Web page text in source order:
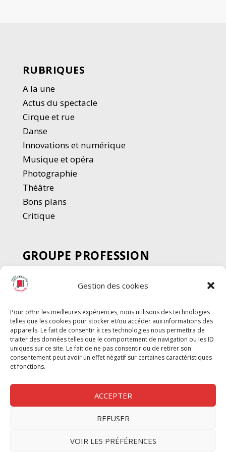
Gestion des cookies
Pour offrir les meilleures expériences, nous utilisons des technologies
telles que les cookies pour stocker et/ou accéder aux informations des
appareils. Le fait de consentir à ces technologies nous permettra de
traiter des données telles que le comportement de navigation ou les ID
uniques sur ce site. Le fait de ne pas consentir ou de retirer son
consentement peut avoir un effet négatif sur certaines caractéristiques
et fonctions.
ACCEPTER
REFUSER
VOIR LES PRÉFÉRENCES
RUBRIQUES
A la une
Actus du spectacle
Cirque et rue
Danse
Innovations et numérique
Musique et opéra
Photographie
Théâtre
Bons plans
Critique
GROUPE PROFESSION
SPECTACLE
Chèque Intermittents
Chèque Compta
Chèque Emploi Spectacle
G-Pods
Profession Audio-visuel
Nous contacter